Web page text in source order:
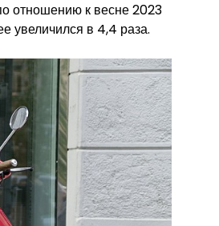
отношению к весне 2023
увеличился в 4,4 раза.